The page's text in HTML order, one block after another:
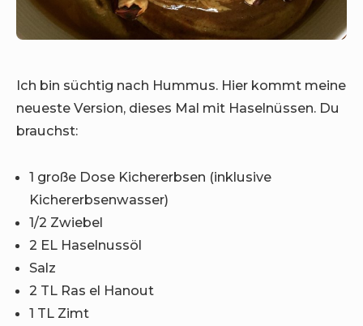
Ich bin süchtig nach Hummus. Hier kommt meine
neueste Version, dieses Mal mit Haselnüssen. Du
brauchst:
1 große Dose Kichererbsen (inklusive
Kichererbsenwasser)
1/2 Zwiebel
2 EL Haselnussöl
Salz
2 TL Ras el Hanout
1 TL Zimt